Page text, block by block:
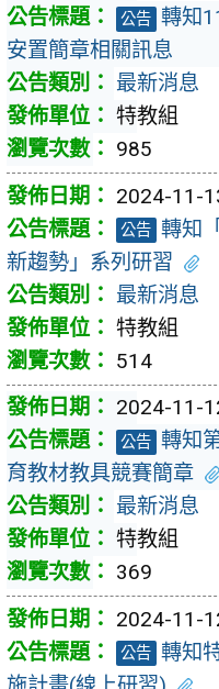
公告 轉知
安置簡章相關訊息
最新消息
特教組
985
2024-11-
公告 轉知
新趨勢」系列研習
最新消息
特教組
514
2024-11-
公告 轉知
育教材教具競賽簡章
最新消息
特教組
369
2024-11-
公告 轉知